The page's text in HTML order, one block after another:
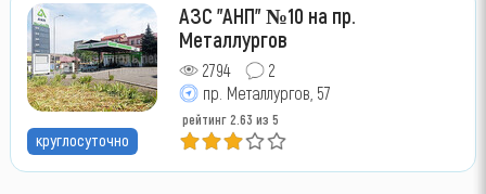
круглосуточно
АЗС "АНП" №10 на пр.
Металлургов
2794
2
пр. Металлургов, 57
рейтинг2.63 из 5